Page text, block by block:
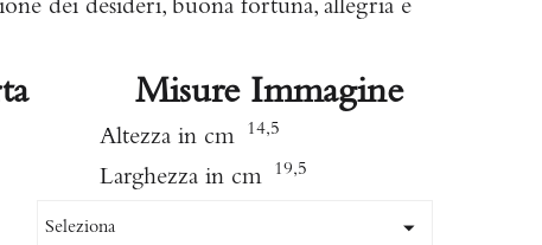
dei desideri, buona fortuna, allegria e
Misure Immagine
Altezza in cm 14,5
Larghezza in cm 19,5